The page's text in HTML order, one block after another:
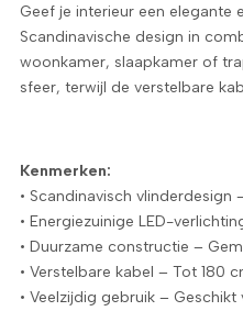
Geef je interieur een elegante
Scandinavische design in
woonkamer, slaapkamer of
sfeer, terwijl de verstelbare
Kenmerken:
• Scandinavisch
• Energiezuinige LED-
• Duurzame constructie –
• Verstelbare kabel – Tot 180
• Veelzijdig gebruik –